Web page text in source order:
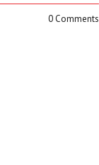
0 Comments